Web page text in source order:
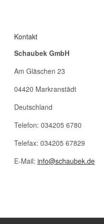
Kontakt
Schaubek GmbH
Am Gläschen 23
04420 Markranstädt
Deutschland
Telefon: 034205 6780
Telefax: 034205 67829
E-Mail: info@schaubek.de